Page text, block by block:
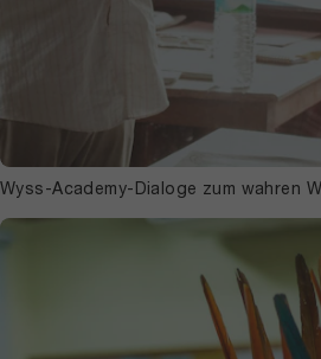
Wyss-Academy-Dialoge zum wahren